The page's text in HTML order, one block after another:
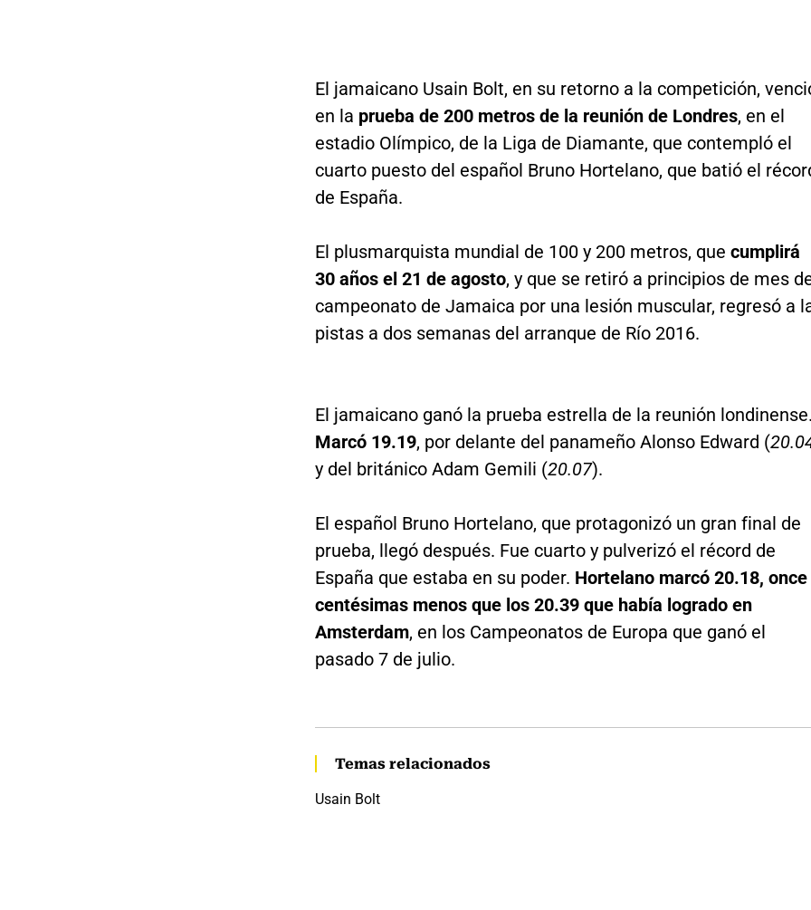
El jamaicano Usain Bolt, en su retorno a la competición,
en la prueba de 200 metros de la reunión de Londres, en el
estadio Olímpico, de la Liga de Diamante, que contempló el
cuarto puesto del español Bruno Hortelano, que batió el
de España.
El plusmarquista mundial de 100 y 200 metros, que cumplirá
30 años el 21 de agosto, y que se retiró a principios de mes
campeonato de Jamaica por una lesión muscular, regresó a
pistas a dos semanas del arranque de Río 2016.
El jamaicano ganó la prueba estrella de la reunión londinense.
Marcó 19.19, por delante del panameño Alonso Edward (
y del británico Adam Gemili (20.07).
El español Bruno Hortelano, que protagonizó un gran final de
prueba, llegó después. Fue cuarto y pulverizó el récord de
España que estaba en su poder. Hortelano marcó 20.18, once
centésimas menos que los 20.39 que había logrado en
Amsterdam, en los Campeonatos de Europa que ganó el
pasado 7 de julio.
Temas relacionados
Usain Bolt